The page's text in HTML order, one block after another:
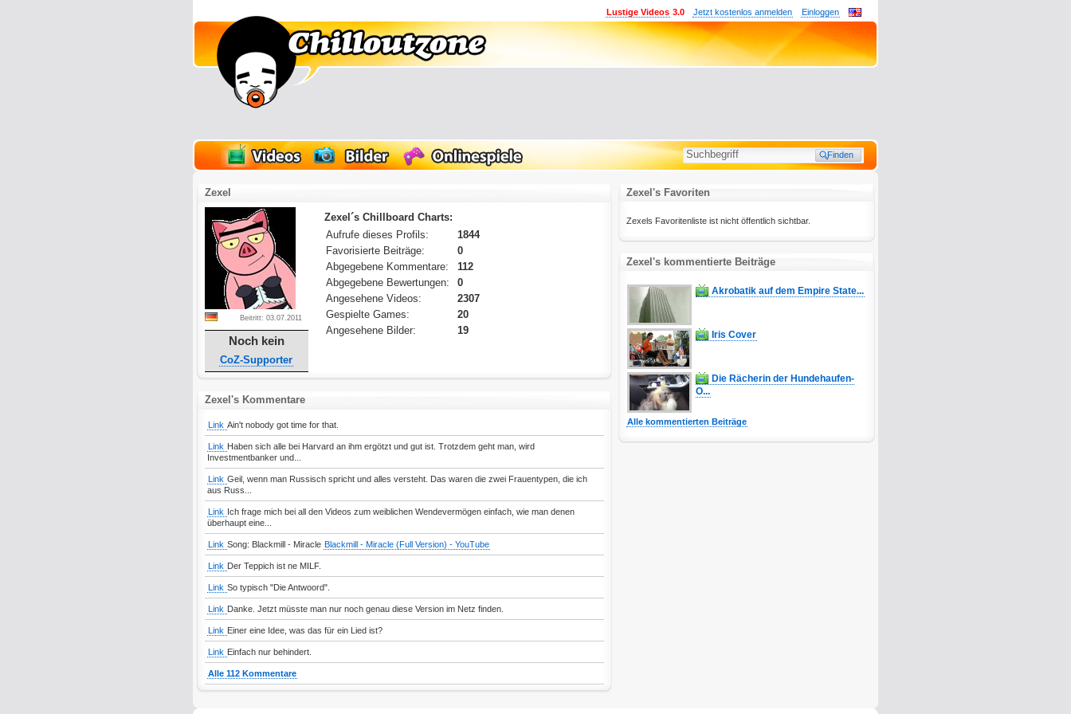
Einloggen
Jetzt kostenlos anmelden
Lustige Videos 3.0
Zexel
Beitritt: 03.07.2011
Noch kein
CoZ-Supporter
Zexel´s Chillboard Charts:
Aufrufe dieses Profils:
1844
Favorisierte Beiträge:
0
Abgegebene Kommentare:
112
Abgegebene Bewertungen:
0
Angesehene Videos:
2307
Gespielte Games:
20
Angesehene Bilder:
19
Zexel's Kommentare
Link Ain't nobody got time for that.
Link Haben sich alle bei Harvard an ihm ergötzt und gut ist. Trotzdem geht man, wird
Investmentbanker und...
Link Geil, wenn man Russisch spricht und alles versteht. Das waren die zwei Frauentypen, die ich
aus Russ...
Link Ich frage mich bei all den Videos zum weiblichen Wendevermögen einfach, wie man denen
überhaupt eine...
Link Song: Blackmill - Miracle Blackmill - Miracle (Full Version) - YouTube
Link Der Teppich ist ne MILF.
Link So typisch "Die Antwoord".
Link Danke. Jetzt müsste man nur noch genau diese Version im Netz finden.
Link Einer eine Idee, was das für ein Lied ist?
Link Einfach nur behindert.
Alle 112 Kommentare
Zexel's Favoriten
Zexels Favoritenliste ist nicht öffentlich sichtbar.
Zexel's kommentierte Beiträge
Akrobatik auf dem Empire State...
Iris Cover
Die Rächerin der Hundehaufen-
O...
Alle kommentierten Beiträge